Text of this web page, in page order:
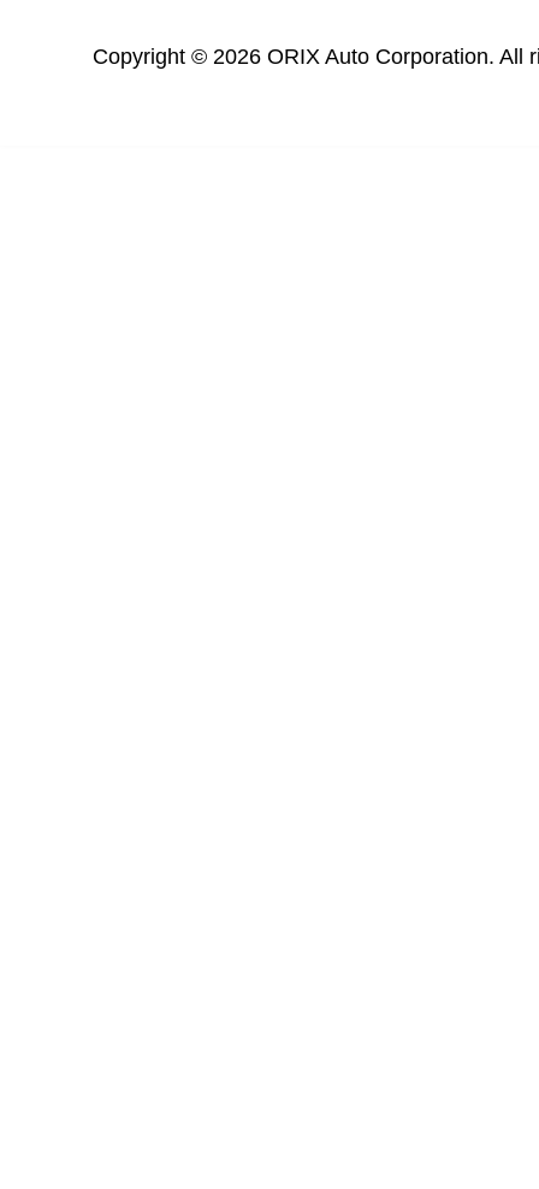
Copyright © 2026 ORIX Auto Corporation. All